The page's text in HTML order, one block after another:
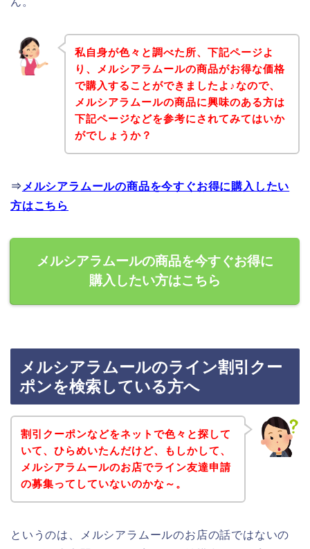
私自身が色々と調べた所、下記ページよ
り、メルシアラムールの商品がお得な価格
で購入することができましたよ♪なので、
メルシアラムールの商品に興味のある方は
下記ページなどを参考にされてみてはいか
がでしょうか？
⇒ メルシアラムールの商品を今すぐお得に購入したい
方はこちら
メルシアラムールの商品を今すぐお得に
購入したい方はこちら
メルシアラムールのライン割引クー
ポンを検索している方へ
割引クーポンなどをネットで色々と探して
いて、ひらめいたんだけど、もしかして、
メルシアラムールのお店でライン友達申請
の募集ってしていないのかな～。
というのは、メルシアラムールのお店の話ではないの